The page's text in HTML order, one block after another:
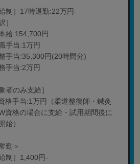
給制］17時退勤:22万円-
］
給:154,700円
手当:1万円
手当:35,300円(20時間分)
手当:2万円
者のみ支給］
格手当:1万円（柔道整復師・鍼灸
資格の場合に支給・試用期間後に
始）
勤＞
給制］1,400円-